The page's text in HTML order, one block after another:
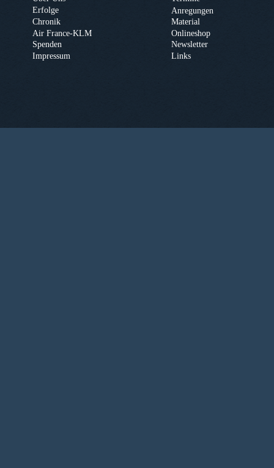
Erfolge
Chronik
Air France-KLM
Spenden
Impressum
Anregungen
Material
Onlineshop
Newsletter
Links